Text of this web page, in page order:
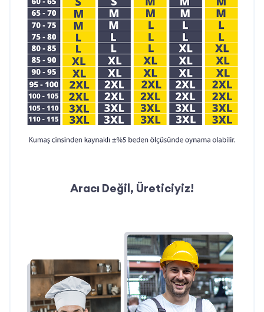
İletişim Bilgilerimiz
Telefon:0212 909 19 45
WhatsApp Müşteri Hattı: 0532 685 83 00
E-posta:teklif@ismarketi.com
Aracı Değil, Üreticiyiz!